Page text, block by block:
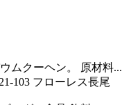
ムクーヘン。 原材料...
103 フローレス長尾